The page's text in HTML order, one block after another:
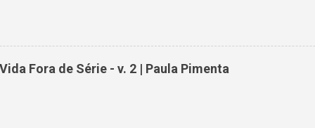
Fora de Série - v. 2 | Paula Pimenta